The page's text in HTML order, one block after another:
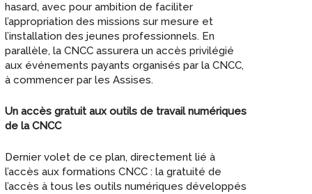
hasard, avec pour ambition de faciliter
l’appropriation des missions sur mesure et
l’installation des jeunes professionnels. En
parallèle, la CNCC assurera un accès privilégié
aux événements payants organisés par la CNCC,
à commencer par les Assises.
Un accès gratuit aux outils de travail numériques
de la CNCC
Dernier volet de ce plan, directement lié à
l’accès aux formations CNCC : la gratuité de
l’accès à tous les outils numériques développés